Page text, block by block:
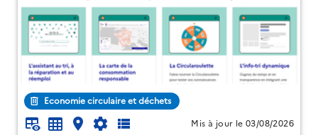
Economie circulaire et déchets
Mis à jour le 03/08/2026